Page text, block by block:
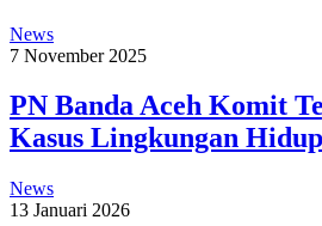
News
7 November 2025
PN Banda Aceh Komit
Kasus Lingkungan Hidup
News
13 Januari 2026